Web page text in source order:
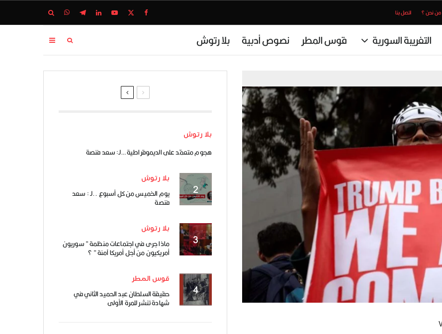
من نحن ؟ اتصل بنا
التغريبة السورية قوس المطر نصوص أدبية بلا رتوش
بلا رتوش
هجوم متعمّد على الديموقراطية …لـ: سعد فنصة
بلا رتوش
يوم الخميس من كل أسبوع ..لـ : سعد
فنصة
بلا رتوش
ماذا جرى في اجتماعات منظمة ” سوريون
أمريكيون من أجل أمريكا آمنة ” ؟
قوس المطر
حقيقة السلطان عبد الحميد الثاني في
شهادة تنشر للمرة الأولى